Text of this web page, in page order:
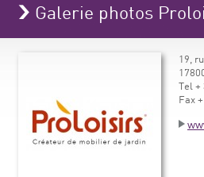
Galerie photos
19,
Tel +
Fax